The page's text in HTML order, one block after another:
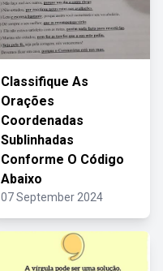
Classifique As
Orações
Coordenadas
Sublinhadas
Conforme O Código
Abaixo
07 September 2024